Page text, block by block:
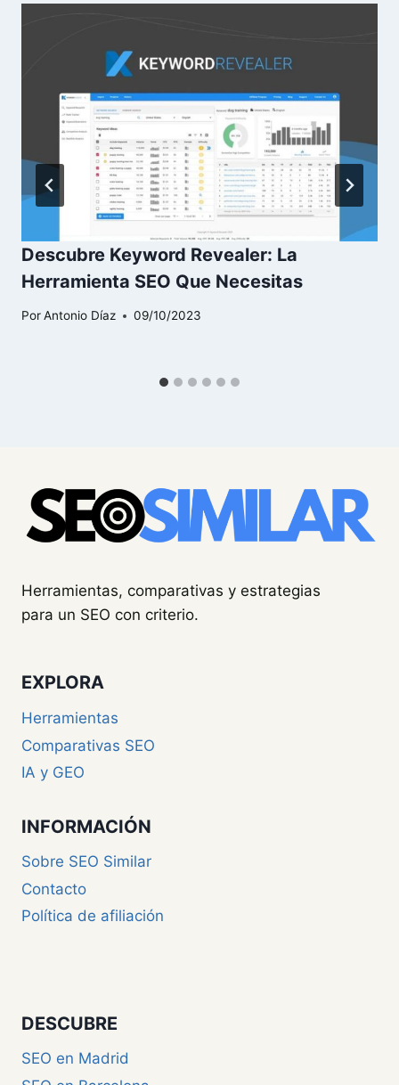
Descubre Keyword Revealer: La
Herramienta SEO Que Necesitas
PorAntonio Díaz 09/10/2023
Herramientas, comparativas y estrategias
para un SEO con criterio.
EXPLORA
Herramientas
Comparativas SEO
IA y GEO
INFORMACIÓN
Sobre SEO Similar
Contacto
Política de afiliación
DESCUBRE
SEO en Madrid